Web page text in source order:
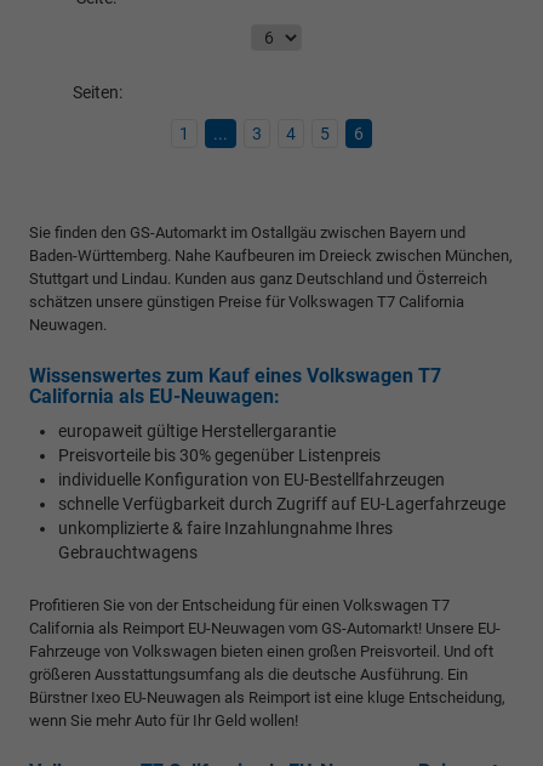
Seiten:
1 ... 3 4 5 6
Sie finden den GS-Automarkt im Ostallgäu zwischen Bayern und
Baden-Württemberg. Nahe Kaufbeuren im Dreieck zwischen München,
Stuttgart und Lindau. Kunden aus ganz Deutschland und Österreich
schätzen unsere günstigen Preise für Volkswagen T7 California
Neuwagen.
Wissenswertes zum Kauf eines Volkswagen T7
California als EU-Neuwagen:
europaweit gültige Herstellergarantie
Preisvorteile bis 30% gegenüber Listenpreis
individuelle Konfiguration von EU-Bestellfahrzeugen
schnelle Verfügbarkeit durch Zugriff auf EU-Lagerfahrzeuge
unkomplizierte & faire Inzahlungnahme Ihres
Gebrauchtwagens
Profitieren Sie von der Entscheidung für einen Volkswagen T7
California als Reimport EU-Neuwagen vom GS-Automarkt! Unsere EU-
Fahrzeuge von Volkswagen bieten einen großen Preisvorteil. Und oft
größeren Ausstattungsumfang als die deutsche Ausführung. Ein
Bürstner Ixeo EU-Neuwagen als Reimport ist eine kluge Entscheidung,
wenn Sie mehr Auto für Ihr Geld wollen!